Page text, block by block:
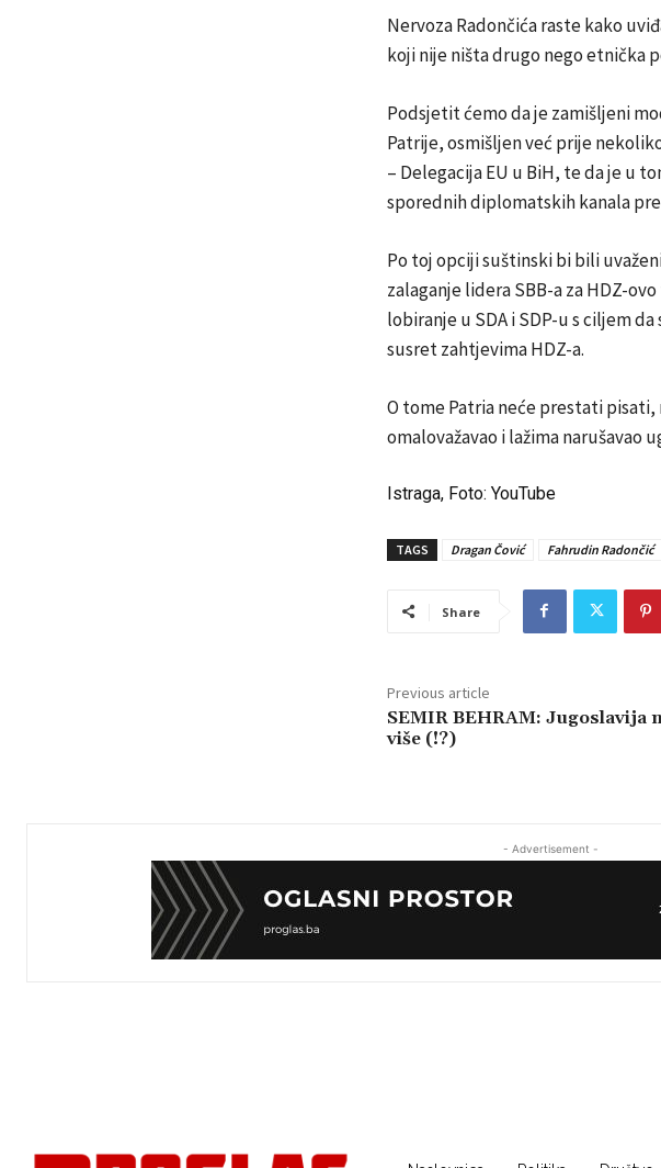
Nervoza Radončića raste kako
koji nije ništa drugo nego etnička
Podsjetit ćemo da je zamišljeni
Patrije, osmišljen već prije
– Delegacija EU u BiH, te da je u
sporednih diplomatskih kanala
Po toj opciji suštinski bi bili
zalaganje lidera SBB-a za HDZ-
lobiranje u SDA i SDP-u s ciljem
susret zahtjevima HDZ-a.
O tome Patria neće prestati
omalovažavao i lažima narušavao
Istraga, Foto: YouTube
TAGS Dragan Čović Fahrudin Radončić
Share
Previous article
SEMIR BEHRAM: Jugoslavija
više (!?)
- Advertisement -